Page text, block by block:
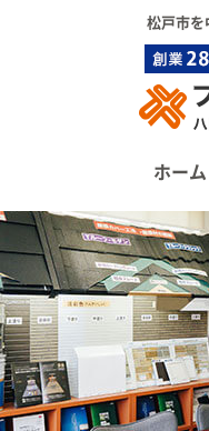
松戸市を
ホーム